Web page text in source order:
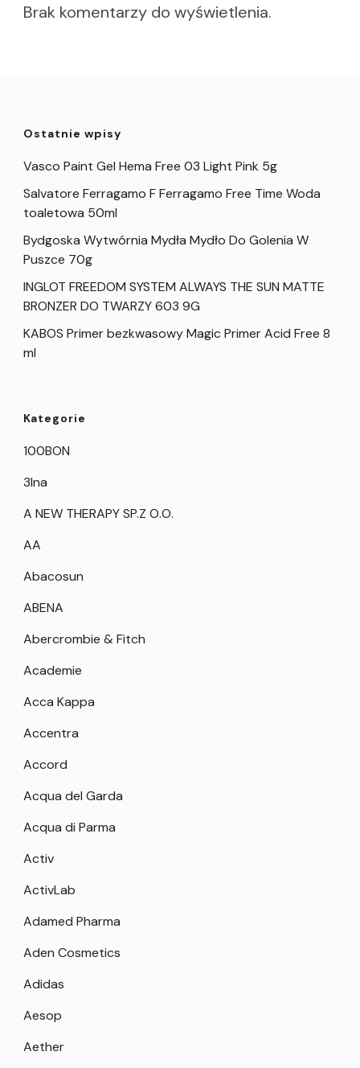
Brak komentarzy do wyświetlenia.
Ostatnie wpisy
Vasco Paint Gel Hema Free 03 Light Pink 5g
Salvatore Ferragamo F Ferragamo Free Time Woda
toaletowa 50ml
Bydgoska Wytwórnia Mydła Mydło Do Golenia W
Puszce 70g
INGLOT FREEDOM SYSTEM ALWAYS THE SUN MATTE
BRONZER DO TWARZY 603 9G
KABOS Primer bezkwasowy Magic Primer Acid Free 8
ml
Kategorie
100BON
3Ina
A NEW THERAPY SP.Z O.O.
AA
Abacosun
ABENA
Abercrombie & Fitch
Academie
Acca Kappa
Accentra
Accord
Acqua del Garda
Acqua di Parma
Activ
ActivLab
Adamed Pharma
Aden Cosmetics
Adidas
Aesop
Aether